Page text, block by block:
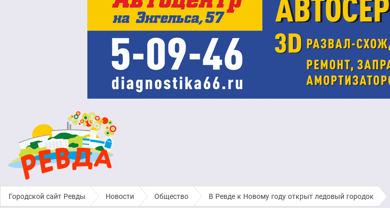
Городской сайт Ревды › Новости › Общество › В Ревде к Новому году открыт ледовый городок